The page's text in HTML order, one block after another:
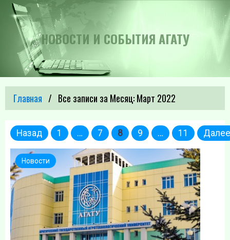
НОВОСТИ И СОБЫТИЯ АГАТУ
Главная Все записи за Месяц:Март 2022
Пагинация
записей
Назад 1 … 7 8 9 … 11 Далее
Новости